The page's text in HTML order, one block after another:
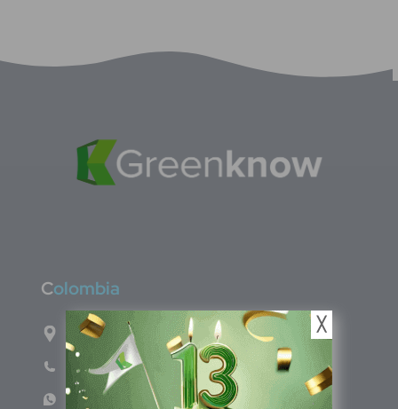
Colombia
Carrera 71G #117-67 INT 3 OFI 701
Teléfono: (601) 522 3869
WhatsApp: +57 317 4651554
╳